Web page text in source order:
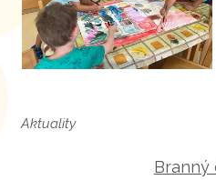
Aktuality
Branný